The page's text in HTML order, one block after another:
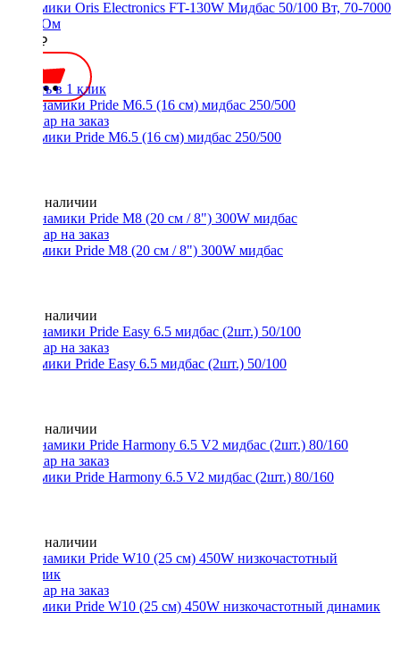
Динамики Oris Electronics FT-130W Мидбас 50/100 Вт, 70-7000
Гц, 4 Ом
3500 ₽
Купить в 1 клик
Динамики Pride M6.5 (16 см) мидбас 250/500
Нет в наличии
Динамики Pride M8 (20 см / 8") 300W мидбас
Нет в наличии
Динамики Pride Easy 6.5 мидбас (2шт.) 50/100
Нет в наличии
Динамики Pride Harmony 6.5 V2 мидбас (2шт.) 80/160
Нет в наличии
Динамики Pride W10 (25 см) 450W низкочастотный динамик